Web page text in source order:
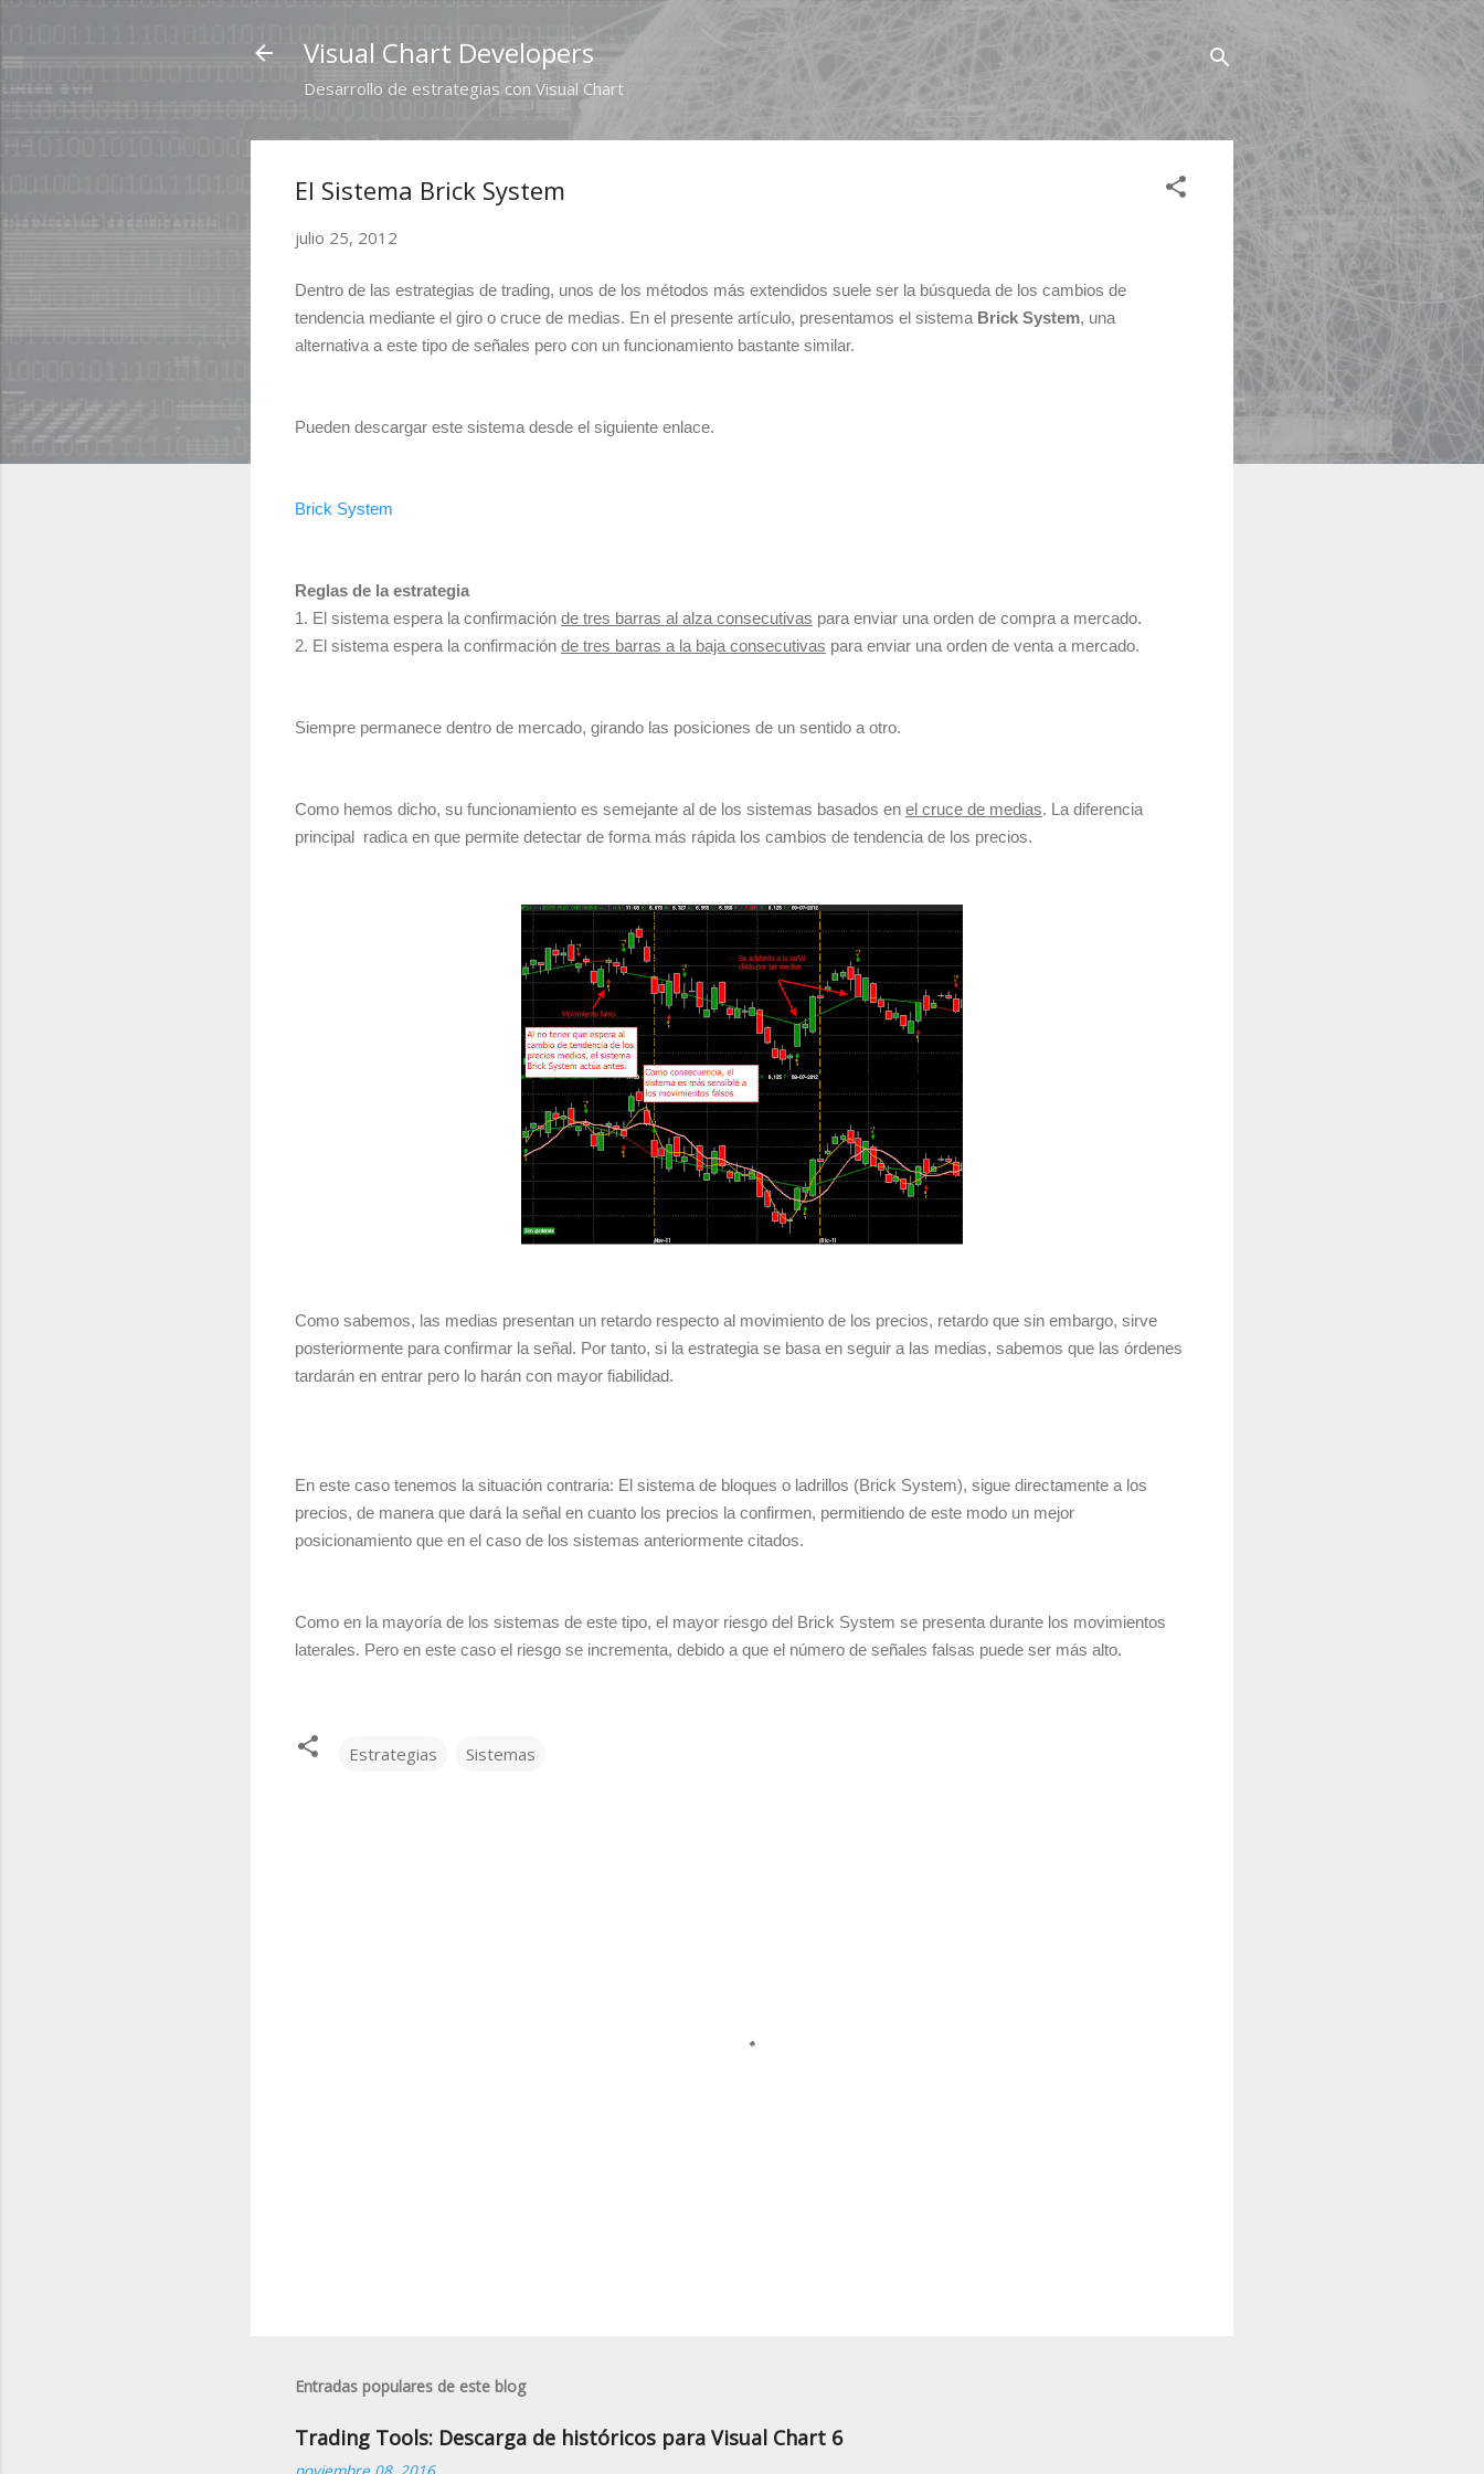
Ir al contenido principal
Visual Chart Developers
Desarrollo de estrategias con Visual Chart
El Sistema Brick System
julio 25, 2012
Dentro de las estrategias de trading, unos de los métodos más extendidos suele ser la búsqueda de los cambios de
tendencia mediante el giro o cruce de medias. En el presente artículo, presentamos el sistema Brick System, una
alternativa a este tipo de señales pero con un funcionamiento bastante similar.
Pueden descargar este sistema desde el siguiente enlace.
Brick System
Reglas de la estrategia
1. El sistema espera la confirmación de tres barras al alza consecutivas para enviar una orden de compra a mercado.
2. El sistema espera la confirmación de tres barras a la baja consecutivas para enviar una orden de venta a mercado.
Siempre permanece dentro de mercado, girando las posiciones de un sentido a otro.
Como hemos dicho, su funcionamiento es semejante al de los sistemas basados en el cruce de medias. La diferencia
principal radica en que permite detectar de forma más rápida los cambios de tendencia de los precios.
Como sabemos, las medias presentan un retardo respecto al movimiento de los precios, retardo que sin embargo, sirve
posteriormente para confirmar la señal. Por tanto, si la estrategia se basa en seguir a las medias, sabemos que las órdenes
tardarán en entrar pero lo harán con mayor fiabilidad.
En este caso tenemos la situación contraria: El sistema de bloques o ladrillos (Brick System), sigue directamente a los
precios, de manera que dará la señal en cuanto los precios la confirmen, permitiendo de este modo un mejor
posicionamiento que en el caso de los sistemas anteriormente citados.
Como en la mayoría de los sistemas de este tipo, el mayor riesgo del Brick System se presenta durante los movimientos
laterales. Pero en este caso el riesgo se incrementa, debido a que el número de señales falsas puede ser más alto.
Estrategias Sistemas
Entradas populares de este blog
Trading Tools: Descarga de históricos para Visual Chart 6